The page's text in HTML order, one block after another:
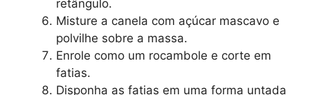
retângulo.
Misture a canela com açúcar mascavo e
polvilhe sobre a massa.
Enrole como um rocambole e corte em
fatias.
Disponha as fatias em uma forma untada